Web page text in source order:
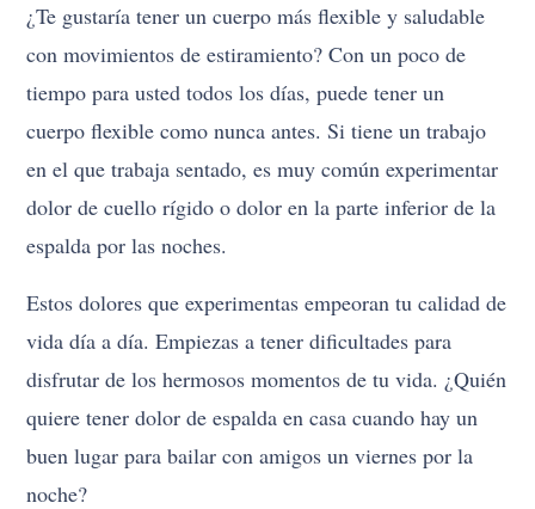
¿Te gustaría tener un cuerpo más flexible y saludable
con movimientos de estiramiento? Con un poco de
tiempo para usted todos los días, puede tener un
cuerpo flexible como nunca antes. Si tiene un trabajo
en el que trabaja sentado, es muy común experimentar
dolor de cuello rígido o dolor en la parte inferior de la
espalda por las noches.
Estos dolores que experimentas empeoran tu calidad de
vida día a día. Empiezas a tener dificultades para
disfrutar de los hermosos momentos de tu vida. ¿Quién
quiere tener dolor de espalda en casa cuando hay un
buen lugar para bailar con amigos un viernes por la
noche?